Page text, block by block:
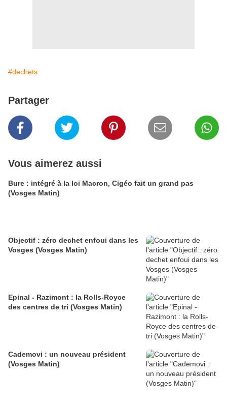
#dechets
Partager
Vous aimerez aussi
Bure : intégré à la loi Macron, Cigéo fait un grand pas
(Vosges Matin)
Objectif : zéro dechet enfoui dans les
Vosges (Vosges Matin)
Epinal - Razimont : la Rolls-Royce
des centres de tri (Vosges Matin)
Cademovi : un nouveau président
(Vosges Matin)